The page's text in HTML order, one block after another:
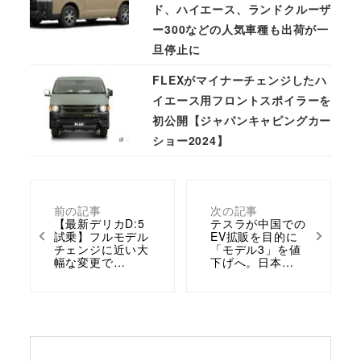
前の記事
【最新デリカD:5
試乗】フルモデル
チェンジに近い大
幅な変更で…
次の記事
テスラが中国での
EV拡販を目的に
「モデル3」を値
下げへ。日本…
ド、ハイエース、ランドクルーザ
ー300などの人気車種も出荷が一
旦停止に
FLEXがマイナーチェンジしたハ
イエース用フロントスポイラーを
初公開【ジャパンキャピングカー
ショー2024】